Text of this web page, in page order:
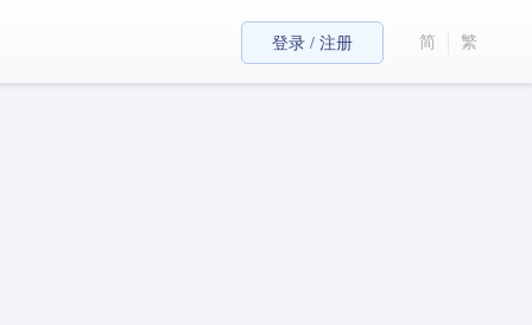
登录 / 注册 简 繁